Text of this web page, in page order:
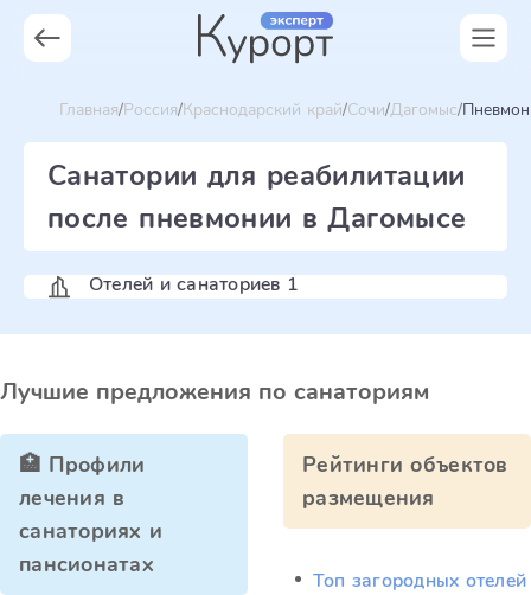
Главная Россия Краснодарский край Сочи Дагомыс
Санатории для реабилитации
после пневмонии в Дагомысе
Отелей и санаториев 1
Лучшие предложения по санаториям
🏥 Профили
лечения в
санаториях и
пансионатах
Рейтинги объектов
размещения
Топ загородных отелей